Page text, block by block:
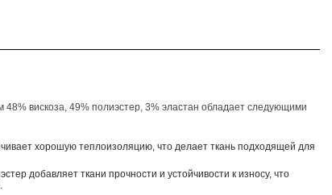
48% вискоза, 49% полиэстер, 3% эластан обладает следующими
хорошую теплоизоляцию, что делает ткань подходящей для
добавляет ткани прочности и устойчивости к износу, что